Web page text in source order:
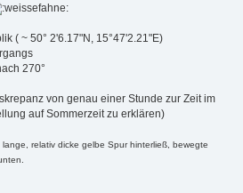
( ~ 50° 2'6.17"N, 15°47'2.21"E)
270°
von genau einer Stunde zur Zeit im
auf Sommerzeit zu erklären)
relativ dicke gelbe Spur hinterließ, bewegte